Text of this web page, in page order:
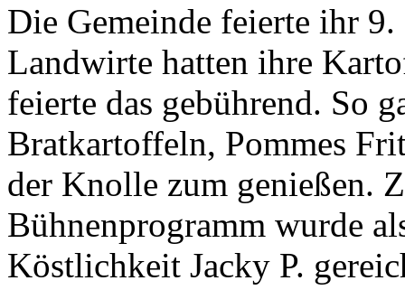
Die Gemeinde feierte ihr
Landwirte hatten ihre
feierte das gebührend. So
Bratkartoffeln, Pommes
der Knolle zum genießen.
Bühnenprogramm wurde
Köstlichkeit Jacky P.